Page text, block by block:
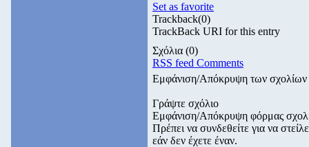
Set as favorite
Trackback(0)
TrackBack URI for this entry
Σχόλια (0)
RSS feed Comments
Εμφάνιση/Απόκρυψη των σχολίων
Γράψτε σχόλιο
Εμφάνιση/Απόκρυψη φόρμας
Πρέπει να συνδεθείτε για να
εάν δεν έχετε έναν.